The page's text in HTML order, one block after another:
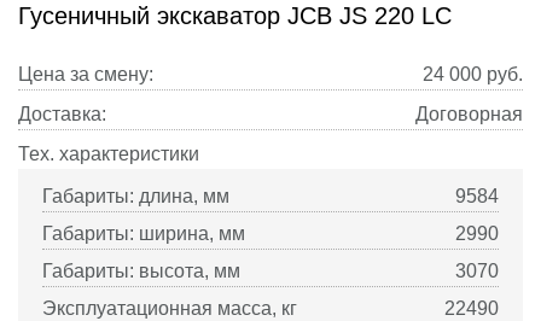
Гусеничный экскаватор JCB JS 220 LC
Цена за смену: 24 000 руб.
Доставка:
Договорная
Тех. характеристики
Габариты: длина, мм
9584
Габариты: ширина, мм
2990
Габариты: высота, мм
3070
Эксплуатационная масса, кг
22490